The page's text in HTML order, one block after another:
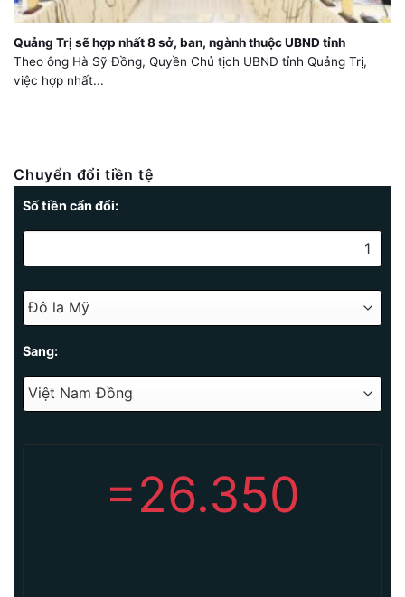
Quảng Trị sẽ hợp nhất 8 sở, ban, ngành thuộc UBND tỉnh
Theo ông Hà Sỹ Đồng, Quyền Chủ tịch UBND tỉnh Quảng Trị,
việc hợp nhất...
Chuyển đổi tiền tệ
Số tiền cẩn đổi:
Sang:
=26.350